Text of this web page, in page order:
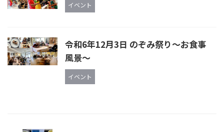
イベント
令和6年12月3日 のぞみ祭り〜お食事
風景〜
イベント